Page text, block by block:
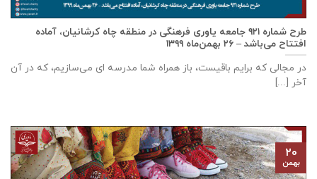
طرح شماره ۹۲۱ جامعه ياوری فرهنگی در منطقه چاه کرشانیان، آماده
افتتاح می‌باشد – ۲۶ بهمن‌ماه ۱۳۹۹
در مجالی که برایم باقیست، باز همراه شما مدرسه ای می‌سازیم، که در آن
آخر [...]
۲۰
بهمن